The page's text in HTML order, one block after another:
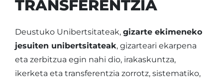
TRANSFERENTZIA
Deustuko Unibertsitateak, gizarte ekimeneko
jesuiten unibertsitateak, gizarteari ekarpena
eta zerbitzua egin nahi dio, irakaskuntza,
ikerketa eta transferentzia zorrotz, sistematiko,